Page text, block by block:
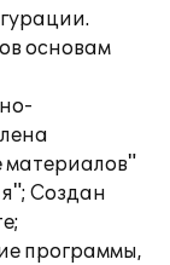
основам
материалов"
Создан
программы,